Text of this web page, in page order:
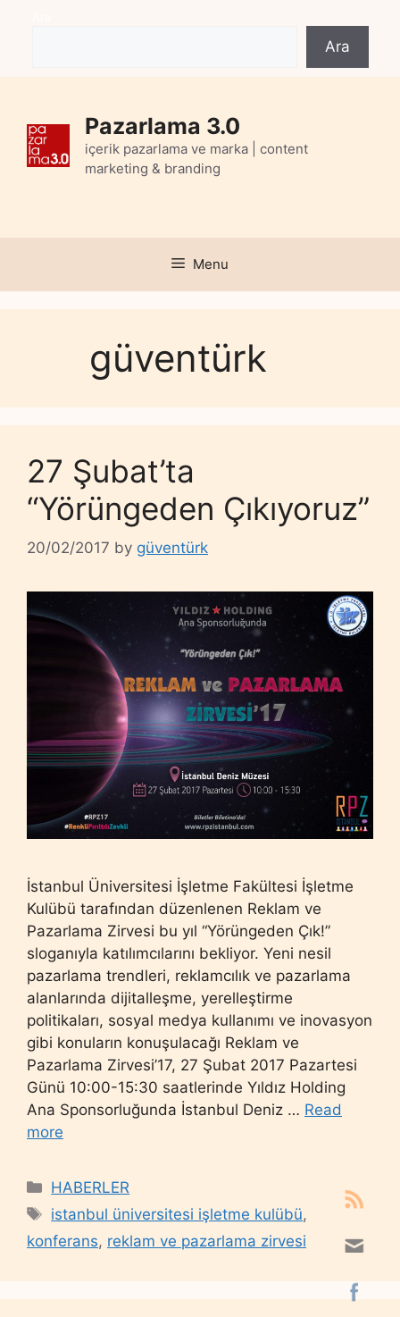
Ara
Pazarlama 3.0
içerik pazarlama ve marka | content
marketing & branding
Menu
güventürk
27 Şubat’ta
“Yörüngeden Çıkıyoruz”
20/02/2017 by güventürk
İstanbul Üniversitesi İşletme Fakültesi İşletme
Kulübü tarafından düzenlenen Reklam ve
Pazarlama Zirvesi bu yıl “Yörüngeden Çık!”
sloganıyla katılımcılarını bekliyor. Yeni nesil
pazarlama trendleri, reklamcılık ve pazarlama
alanlarında dijitalleşme, yerelleştirme
politikaları, sosyal medya kullanımı ve inovasyon
gibi konuların konuşulacağı Reklam ve
Pazarlama Zirvesi’17, 27 Şubat 2017 Pazartesi
Günü 10:00-15:30 saatlerinde Yıldız Holding
Ana Sponsorluğunda İstanbul Deniz … Read
more
Categories
HABERLER
Tags
istanbul üniversitesi işletme kulübü,
konferans, reklam ve pazarlama zirvesi